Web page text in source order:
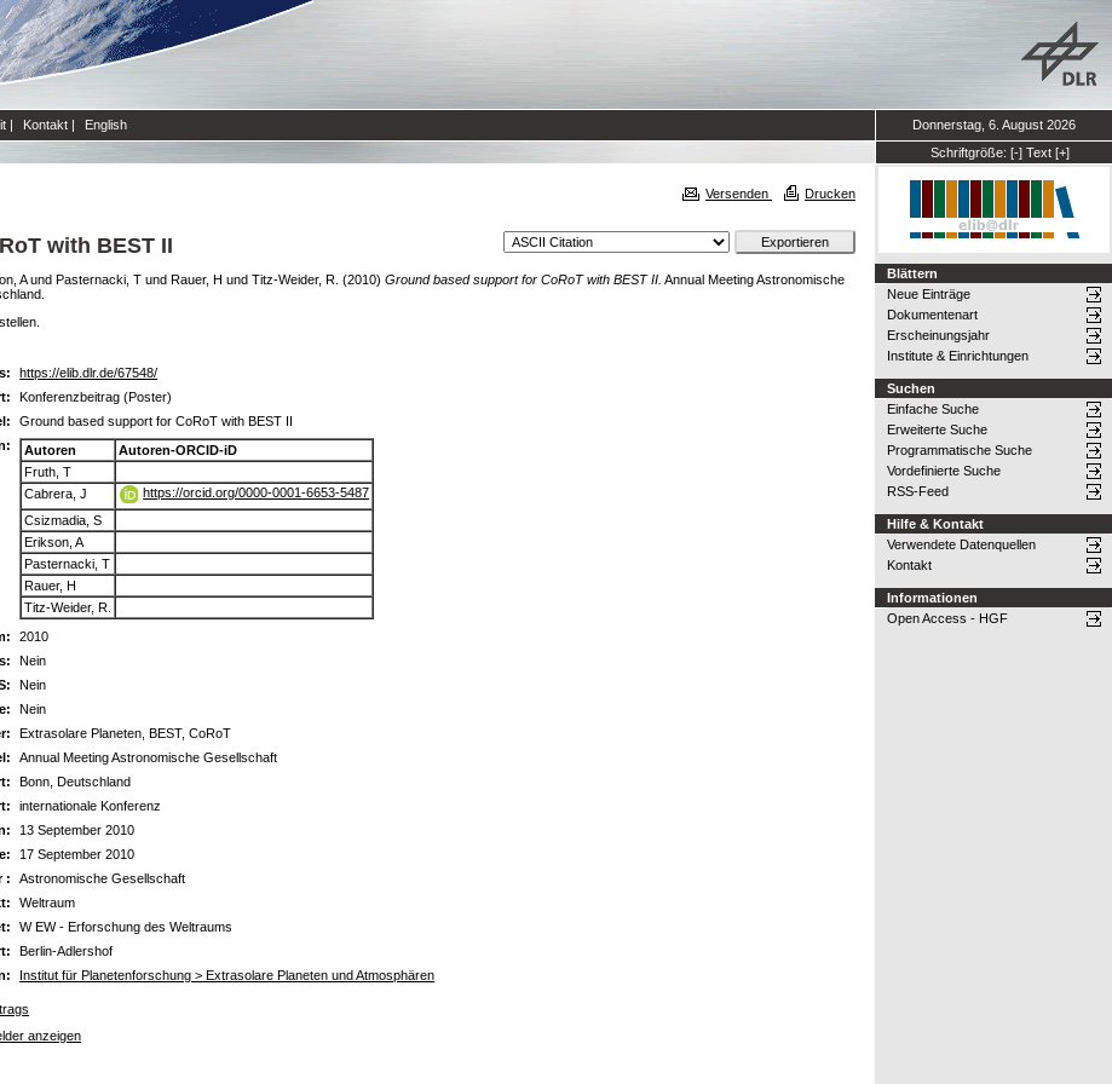
| Kontakt | English
Donnerstag, 6. August 2026
Schriftgröße: [-] Text [+]
Versenden Drucken
with BEST II
Aund Pasternacki, T und Rauer, H und Titz-Weider, R. (2010) Ground based support for CoRoT with BEST II. Annual Meeting Astronomische
https://elib.dlr.de/67548/
Konferenzbeitrag (Poster)
Ground based support for CoRoT with BEST II
Autoren
Autoren-ORCID-iD
Fruth, T
Cabrera, J
https://orcid.org/0000-0001-6653-5487
Csizmadia, S
Erikson, A
Pasternacki, T
Rauer, H
Titz-Weider, R.
2010
Nein
Nein
Nein
Extrasolare Planeten, BEST, CoRoT
Annual Meeting Astronomische Gesellschaft
Bonn, Deutschland
internationale Konferenz
13 September 2010
17 September 2010
:
Astronomische Gesellschaft
Weltraum
W EW - Erforschung des Weltraums
Berlin-Adlershof
Institut für Planetenforschung > Extrasolare Planeten und Atmosphären
anzeigen
Blättern
Neue Einträge
Dokumentenart
Erscheinungsjahr
Institute & Einrichtungen
Suchen
Einfache Suche
Erweiterte Suche
Programmatische Suche
Vordefinierte Suche
RSS-Feed
Hilfe & Kontakt
Verwendete Datenquellen
Kontakt
Informationen
Open Access - HGF